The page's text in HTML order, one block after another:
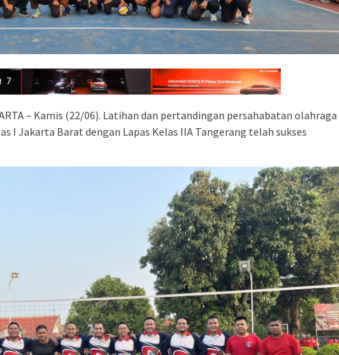
– Kamis (22/06). Latihan dan pertandingan persahabatan olahraga
I Jakarta Barat dengan Lapas Kelas IIA Tangerang telah sukses